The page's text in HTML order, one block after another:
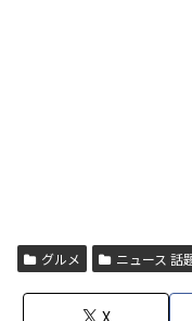
グルメ ニュース 話
X